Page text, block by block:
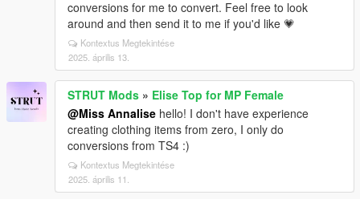
conversions for me to convert. Feel free to look
around and then send it to me if you'd like 💗
Kontextus Megtekintése
2025. április 13.
STRUT Mods » Elise Top for MP Female
@Miss Annalise hello! I don't have experience
creating clothing items from zero, I only do
conversions from TS4 :)
Kontextus Megtekintése
2025. április 11.